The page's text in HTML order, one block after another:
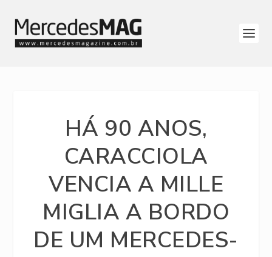
HÁ 90 ANOS,
CARACCIOLA
VENCIA A MILLE
MIGLIA A BORDO
DE UM MERCEDES-